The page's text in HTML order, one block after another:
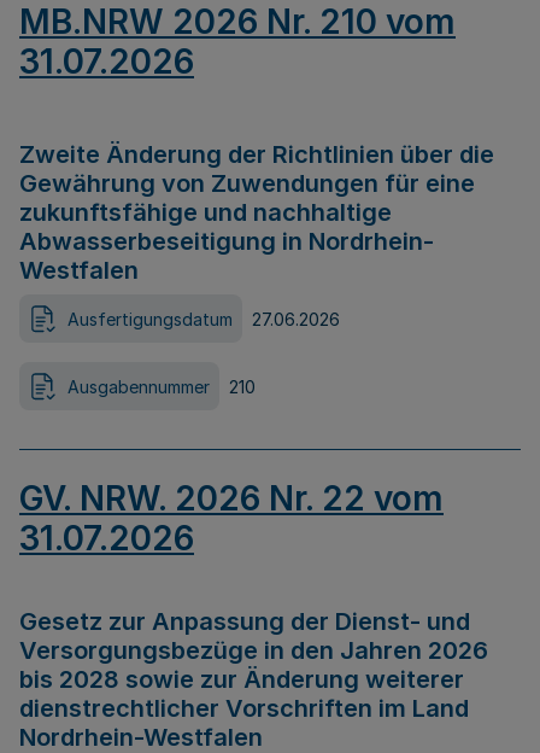
MB.NRW 2026 Nr. 210 vom
31.07.2026
Zweite Änderung der Richtlinien über die
Gewährung von Zuwendungen für eine
zukunftsfähige und nachhaltige
Abwasserbeseitigung in Nordrhein-
Westfalen
Ausfertigungsdatum 27.06.2026
Ausgabennummer 210
GV. NRW. 2026 Nr. 22 vom
31.07.2026
Gesetz zur Anpassung der Dienst- und
Versorgungsbezüge in den Jahren 2026
bis 2028 sowie zur Änderung weiterer
dienstrechtlicher Vorschriften im Land
Nordrhein-Westfalen